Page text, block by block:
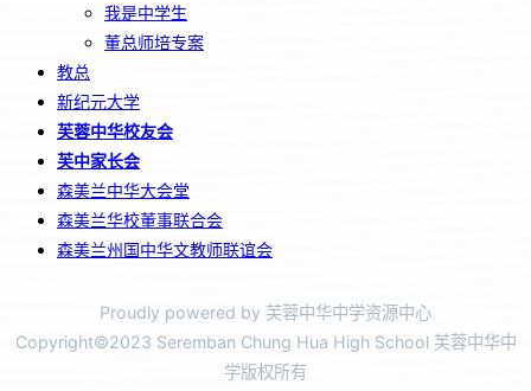
我是中学生
董总师培专案
教总
新纪元大学
芙蓉中华校友会
芙中家长会
森美兰中华大会堂
森美兰华校董事联合会
森美兰州国中华文教师联谊会
Proudly powered by 芙蓉中华中学资源中心
Copyright©2023 Seremban Chung Hua High School 芙蓉中华中
学版权所有